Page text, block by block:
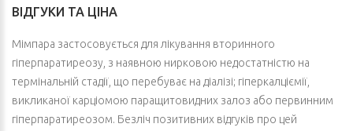
ВІДГУКИ ТА ЦІНА
Мімпара застосовується для лікування вторинного
гіперпаратиреозу, з наявною нирковою недостатністю на
термінальній стадії, що перебуває на діалізі; гіперкалціємії,
викликаної карціомою паращитовидних залоз або первинним
гіперпаратиреозом. Безліч позитивних відгуків про цей